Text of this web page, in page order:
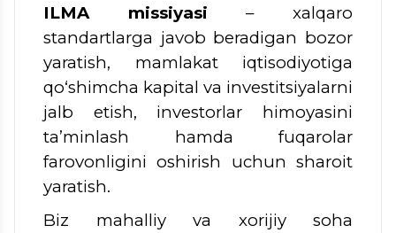
ILMA missiyasi – xalqaro
standartlarga javob beradigan bozor
yaratish, mamlakat iqtisodiyotiga
qo‘shimcha kapital va investitsiyalarni
jalb etish, investorlar himoyasini
ta’minlash hamda fuqarolar
farovonligini oshirish uchun sharoit
yaratish.
Biz mahalliy va xorijiy soha